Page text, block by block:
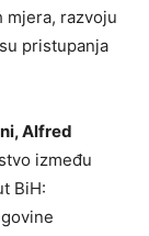
razvoju
pristupanja
Alfred
između
BiH: